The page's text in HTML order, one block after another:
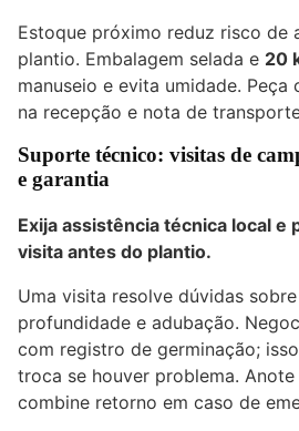
Estoque próximo reduz risco de
plantio. Embalagem selada e 20
manuseio e evita umidade.
na recepção e nota de
Suporte técnico: visitas de
e garantia
Exija assistência técnica local e
visita antes do plantio.
Uma visita resolve dúvidas
profundidade e adubação.
com registro de germinação;
troca se houver problema.
combine retorno em caso de